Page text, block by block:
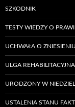
SZKODNIK
TESTY WIEDZY O
UCHWAŁA O
ULGA REHABILITACYJNA
URODZONY W
USTALENIA STANU